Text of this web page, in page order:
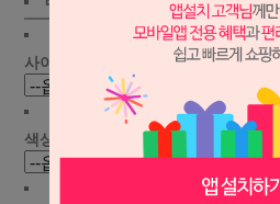
사이즈 선택 :
색상 선택 :